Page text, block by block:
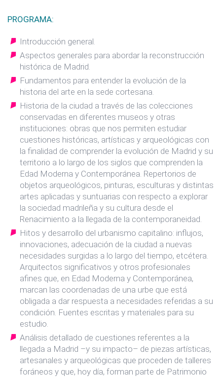
PROGRAMA:
Introducción general.
Aspectos generales para abordar la reconstrucción
histórica de Madrid.
Fundamentos para entender la evolución de la
historia del arte en la sede cortesana.
Historia de la ciudad a través de las colecciones
conservadas en diferentes museos y otras
instituciones: obras que nos permiten estudiar
cuestiones históricas, artísticas y arqueológicas con
la finalidad de comprender la evolución de Madrid y su
territorio a lo largo de los siglos que comprenden la
Edad Moderna y Contemporánea. Repertorios de
objetos arqueológicos, pinturas, esculturas y distintas
artes aplicadas y suntuarias con respecto a explorar
la sociedad madrileña y su cultura desde el
Renacimiento a la llegada de la contemporaneidad.
Hitos y desarrollo del urbanismo capitalino: influjos,
innovaciones, adecuación de la ciudad a nuevas
necesidades surgidas a lo largo del tiempo, etcétera.
Arquitectos significativos y otros profesionales
afines que, en Edad Moderna y Contemporánea,
marcan las coordenadas de una urbe que está
obligada a dar respuesta a necesidades referidas a su
condición. Fuentes escritas y materiales para su
estudio.
Análisis detallado de cuestiones referentes a la
llegada a Madrid –y su impacto– de piezas artísticas,
artesanales y arqueológicas que proceden de talleres
foráneos y que, hoy día, forman parte de Patrimonio